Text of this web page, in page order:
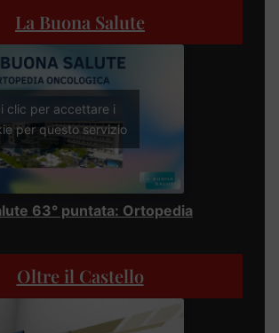
La Buona Salute
clic per accettare i
per questo servizio
63° puntata: Ortopedia
Oltre il Castello